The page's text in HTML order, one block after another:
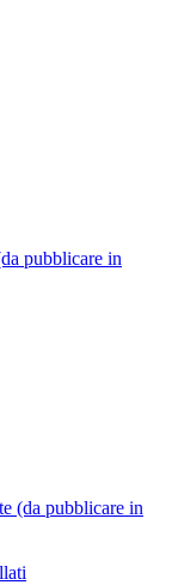
pubblicare in
(da pubblicare in